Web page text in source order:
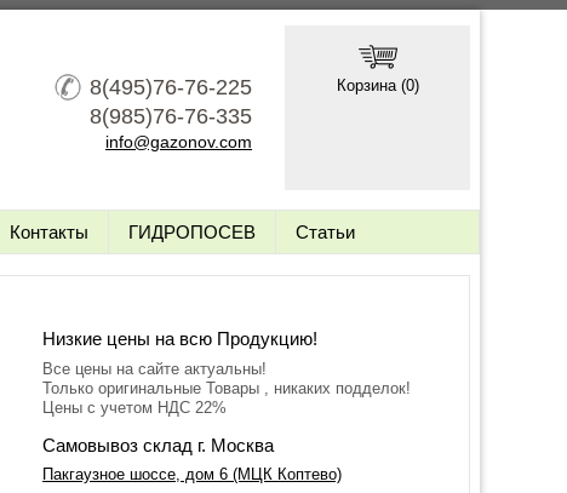
8(495)76-76-225
8(985)76-76-335
info@gazonov.com
Корзина (0)
Контакты ГИДРОПОСЕВ Статьи
Низкие цены на всю Продукцию!
Все цены на сайте актуальны!
Только оригинальные Товары , никаких подделок!
Цены с учетом НДС 22%
Самовывоз склад г. Москва
Пакгаузное шоссе, дом 6 (МЦК Коптево)